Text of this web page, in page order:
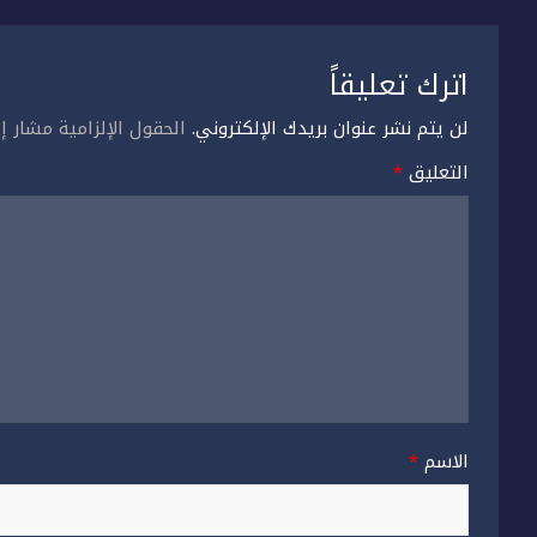
اترك تعليقاً
لن يتم نشر عنوان بريدك الإلكتروني. الحقول الإلزامية مشار
التعليق*
الاسم*